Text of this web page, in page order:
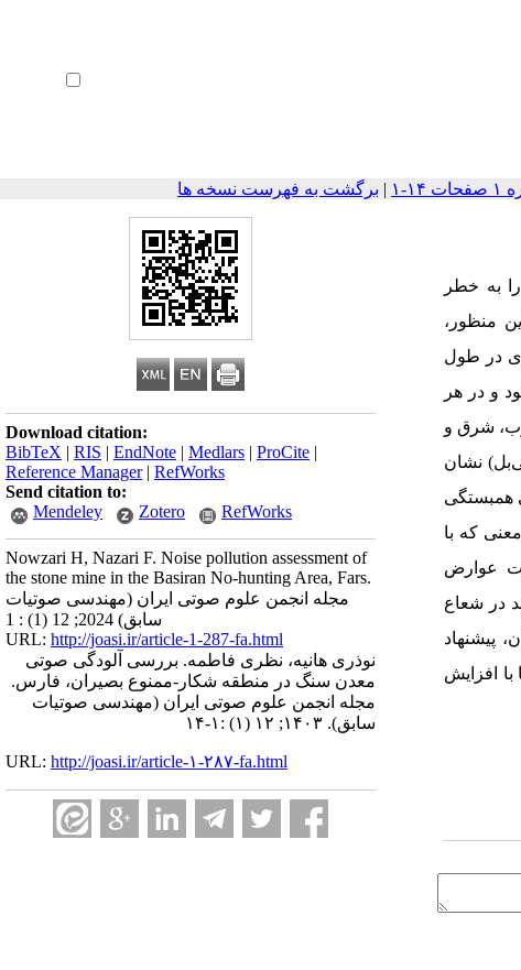
| برگشت به فهرست نسخه ها
Download citation:
BibTeX | RIS | EndNote | Medlars | ProCite |
Reference Manager| RefWorks
Send citation to:
Mendeley
Zotero RefWorks
Nowzari H, Nazari F. Noise pollution assessment of
the stone mine in the Basiran No-hunting Area, Fars.
مجله انجمن علوم صوتی ایران (مهندسی صوتیات
سابق) 2024; 12 (1) : 1
URL: http://joasi.ir/article-1-287-fa.html
نوذری هانیه، نظری فاطمه. بررسی آلودگی صوتی
معدن سنگ در منطقه شکار-ممنوع‌ بصیران، فارس.
مجله انجمن علوم صوتی ایران (مهندسی صوتیات
سابق). ۱۴۰۳; ۱۲ (۱) :۱-۱۴
URL: http://joasi.ir/article-۱-۲۸۷-fa.html
به خطر
منظور،
(۵ ایستگاه) معدن سنگ قنبری در طول
و در هر
جنوب، شرق و
بین‌المللی صوتی روزانه در مناطق حفاظت‌شده از نظر سازمان بهداشت جهانی (۴۵ دسی‌بل) نشان
همبستگی
که با
عوارض
در شعاع
پیشنهاد
افزایش